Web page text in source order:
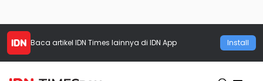
Baca artikel IDN Times lainnya di IDN App Install